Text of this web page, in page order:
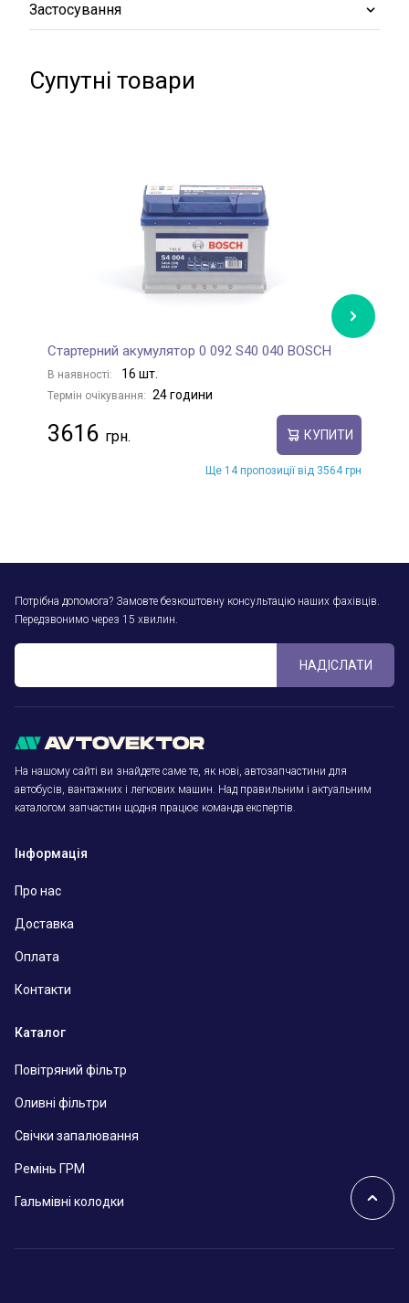
Застосування
Супутні товари
Стартерний акумулятор 0 092 S40 040 BOSCH
В наявності: 16 шт.
Термін очікування: 24 години
3616 КУПИТИ
Ще 14 пропозиції від 3564 грн
Потрібна допомога? Замовте безкоштовну консультацію наших фахівців.
Передзвонимо через 15 хвилин.
НАДІСЛАТИ
На нашому сайті ви знайдете саме те, як нові, автозапчастини для
автобусів, вантажних і легкових машин. Над правильним і актуальним
каталогом запчастин щодня працює команда експертів.
Інформація
Про нас
Доставка
Оплата
Контакти
Каталог
Повітряний фільтр
Оливні фільтри
Свічки запалювання
Ремінь ГРМ
Гальмівні колодки